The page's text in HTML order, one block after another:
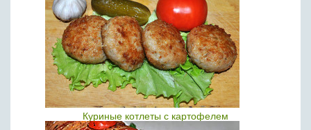
Куриные котлеты с картофелем